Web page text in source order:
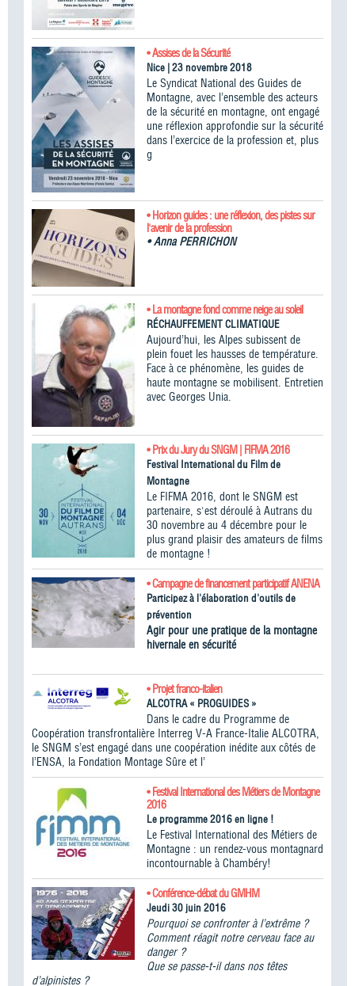
• Assises de la Sécurité
Nice | 23 novembre 2018
Le Syndicat National des Guides de
Montagne, avec l’ensemble des acteurs
de la sécurité en montagne, ont engagé
une réflexion approfondie sur la sécurité
dans l’exercice de la profession et, plus
g
• Horizon guides : une réflexion, des pistes sur
l'avenir de la profession
•Anna PERRICHON
• La montagne fond comme neige au soleil
RÉCHAUFFEMENT CLIMATIQUE
Aujourd’hui, les Alpes subissent de
plein fouet les hausses de température.
Face à ce phénomène, les guides de
haute montagne se mobilisent. Entretien
avec Georges Unia.
• Prix du Jury du SNGM | FIFMA 2016
Festival International du Film de
Montagne
Le FIFMA 2016, dont le SNGM est
partenaire, s'est déroulé à Autrans du
30 novembre au 4 décembre pour le
plus grand plaisir des amateurs de films
de montagne !
• Campagne de financement participatif ANENA
Participez à l'élaboration d'outils de
prévention
Agir pour une pratique de la montagne
hivernale en sécurité
• Projet franco-italien
ALCOTRA « PROGUIDES »
Dans le cadre du Programme de
Coopération transfrontalière Interreg V-A France-Italie ALCOTRA,
le SNGM s’est engagé dans une coopération inédite aux côtés de
l’ENSA, la Fondation Montage Sûre et l’
• Festival International des Métiers de Montagne
2016
Le programme 2016 en ligne !
Le Festival International des Métiers de
Montagne : un rendez-vous montagnard
incontournable à Chambéry!
• Conférence-débat du GMHM
Jeudi 30 juin 2016
Pourquoi se confronter à l’extrême ?
Comment réagit notre cerveau face au
danger ?
Que se passe-t-il dans nos têtes
d’alpinistes ?